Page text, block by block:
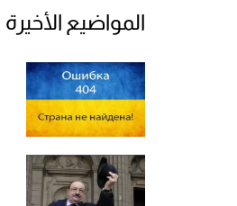
المواضيع الأخيرة